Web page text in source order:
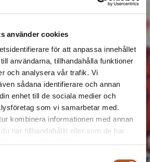
använder cookies
för att anpassa innehållet
användarna, tillhandahålla funktioner
och analysera vår trafik. Vi
sådana identifierare och annan
enhet till de sociala medier och
som vi samarbetar med.
kombinera informationen med annan
har tillhandahållit eller som de har